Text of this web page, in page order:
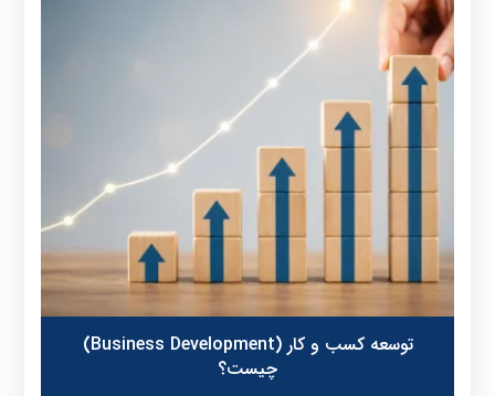
توسعه کسب و کار (Business Development)
چیست؟